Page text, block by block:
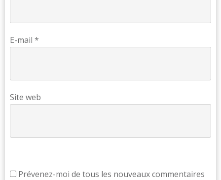
E-mail *
Site web
Prévenez-moi de tous les nouveaux commentaires